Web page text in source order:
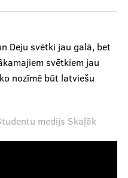
Deju svētki jau galā, bet
svētkiem jau
nozīmē būt latviešu
medijs Skaļāk